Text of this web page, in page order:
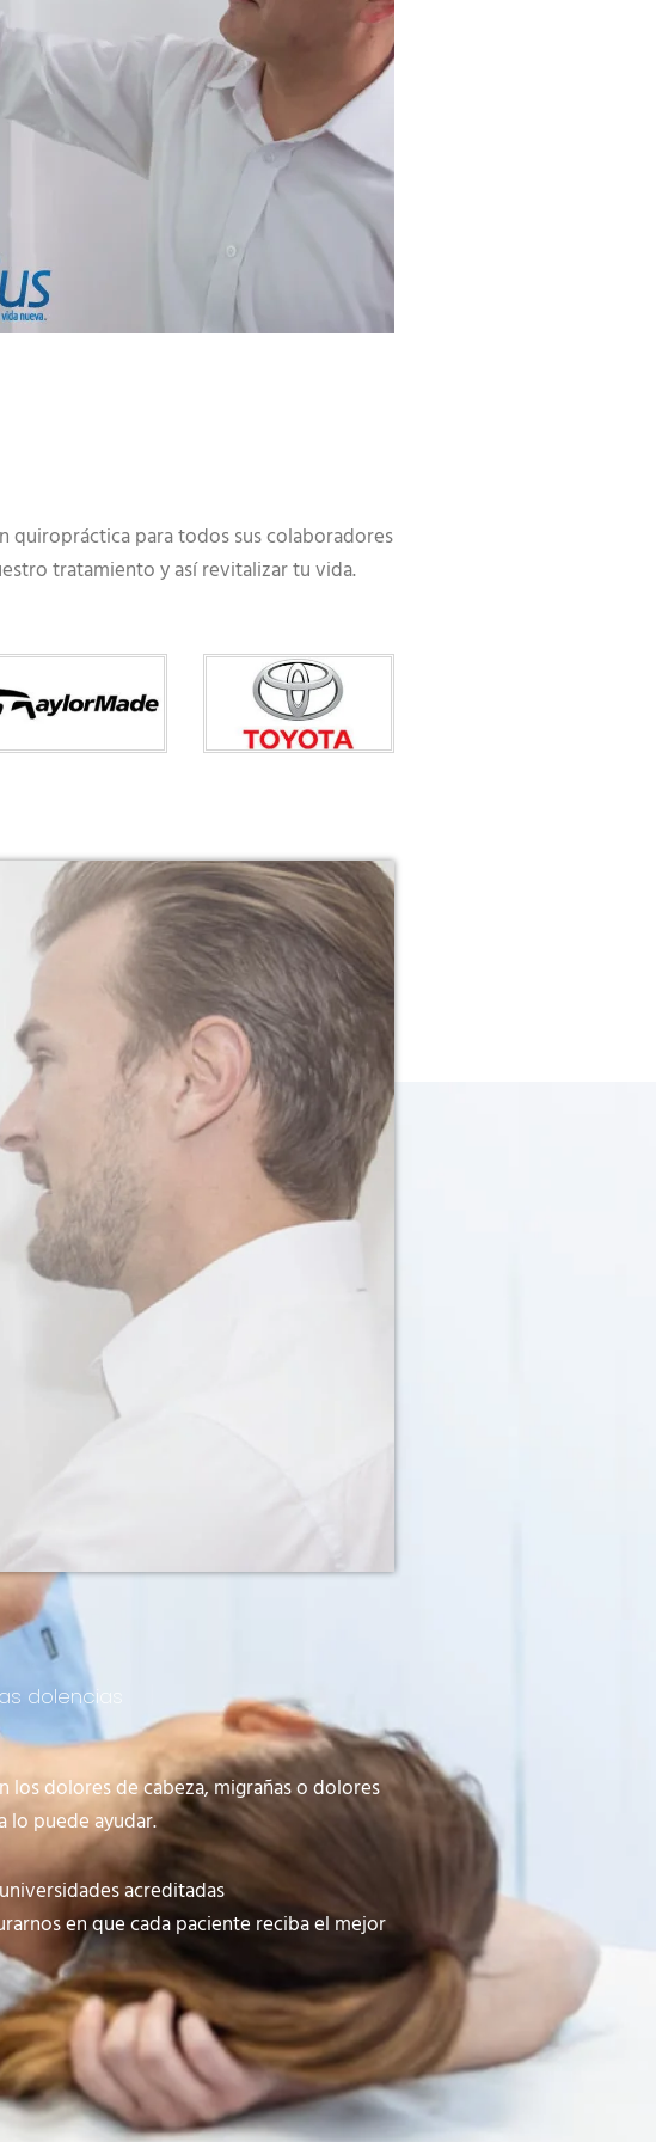
quiropráctica para todos sus colaboradores
tratamiento y así revitalizar tu vida.
dolencias
los dolores de cabeza, migrañas o dolores
lo puede ayudar.
acreditadas
en que cada paciente reciba el mejor